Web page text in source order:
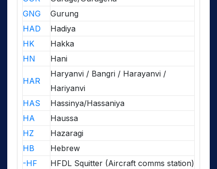
GNG
Gurung
HAD
Hadiya
HK
Hakka
HN
Hani
HAR
Haryanvi / Bangri / Harayanvi /
Hariyanvi
HAS
Hassinya/Hassaniya
HA
Haussa
HZ
Hazaragi
HB
Hebrew
-HF
HFDL Squitter (Aircraft comms station)